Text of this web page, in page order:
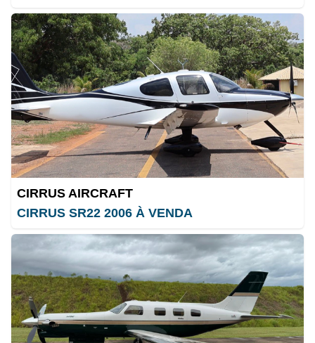
CIRRUS AIRCRAFT
CIRRUS SR22 2006 À VENDA